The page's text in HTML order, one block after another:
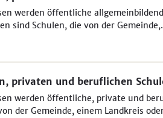
werden öffentliche
sind Schulen, die von der
privaten und beruflichen
werden öffentliche, private und
der Gemeinde, einem Landkreis